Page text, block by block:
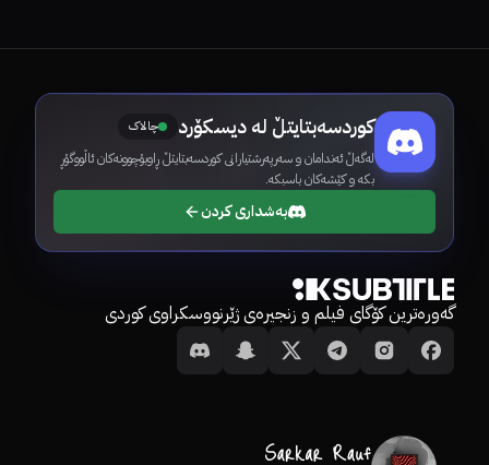
کوردسەبتایتڵ لە دیسکۆرد چالاک
لەگەڵ ئەندامان و سەرپەرشتیارانی کوردسەبتایتڵ ڕاوبۆچوونەکان ئاڵووگۆڕ
بکە و کێشەکان باسبکە.
بەشداری کردن
گەورەترین کۆگای فیلم و زنجیرەی ژێرنووسکراوی کوردی